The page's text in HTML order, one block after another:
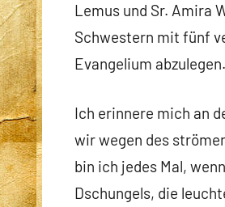
Lemus und Sr. Amira
Schwestern mit fünf
Evangelium abzulegen.
Ich erinnere mich an
wir wegen des
bin ich jedes Mal,
Dschungels, die